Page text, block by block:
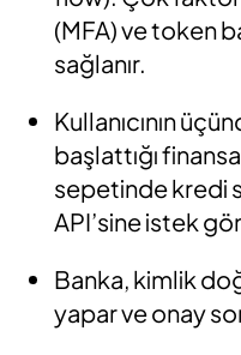
(MFA) ve token
sağlanır.
Kullanıcının
başlattığı
sepetinde kredi
API’sine istek
Banka, kimlik
yapar ve onay